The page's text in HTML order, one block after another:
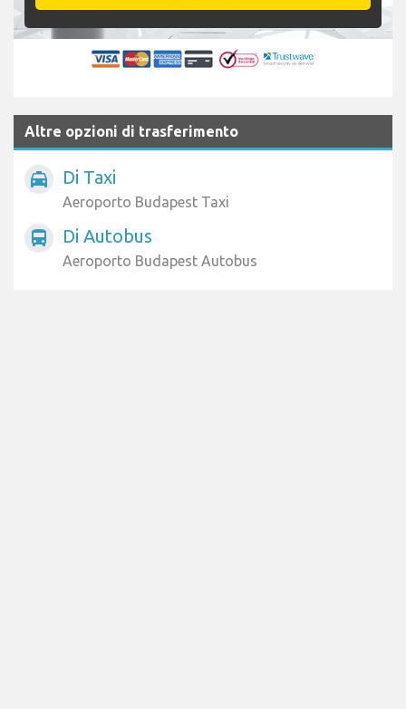
Altre opzioni di trasferimento
local_taxi Di Taxi
Aeroporto Budapest Taxi
directions_bus Di Autobus
Aeroporto Budapest Autobus